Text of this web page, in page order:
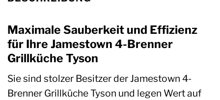
Maximale Sauberkeit und Effizienz
für Ihre Jamestown 4-Brenner
Grillküche Tyson
Sie sind stolzer Besitzer der Jamestown 4-
Brenner Grillküche Tyson und legen Wert auf